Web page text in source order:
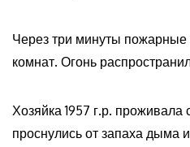
Через три минуты пожарные
комнат. Огонь
Хозяйка 1957 г.р.
проснулись от запаха